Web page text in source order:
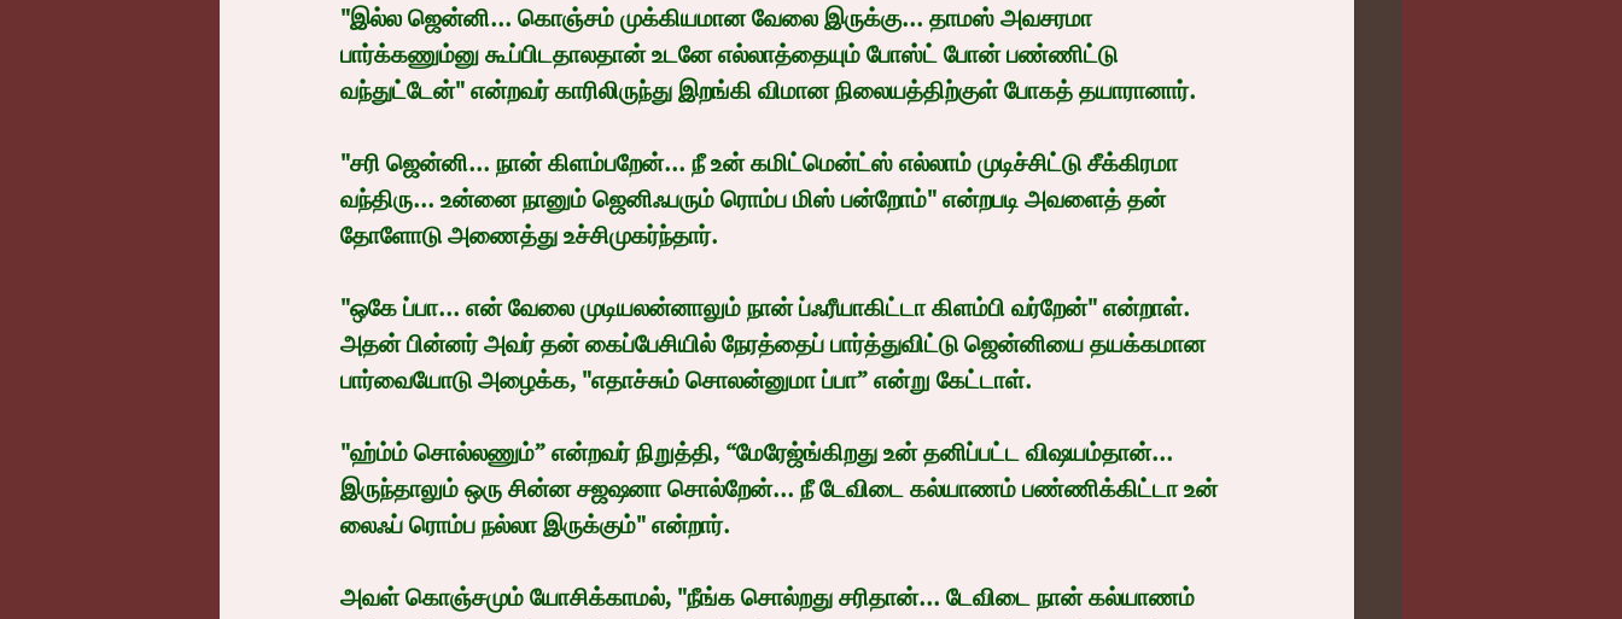
"இல்ல ஜென்னி... கொஞ்சம் முக்கியமான வேலை இருக்கு... தாமஸ் அவசரமா
பார்க்கணும்னு கூப்பிடதாலதான் உடனே எல்லாத்தையும் போஸ்ட் போன் பண்ணிட்டு
வந்துட்டேன்" என்றவர் காரிலிருந்து இறங்கி விமான நிலையத்திற்குள் போகத் தயாரானார்.
"சரி ஜென்னி... நான் கிளம்பறேன்... நீ உன் கமிட்மென்ட்ஸ் எல்லாம் முடிச்சிட்டு சீக்கிரமா
வந்திரு... உன்னை நானும் ஜெனிஃபரும் ரொம்ப மிஸ் பன்றோம்" என்றபடி அவளைத் தன்
தோளோடு அணைத்து உச்சிமுகர்ந்தார்.
"ஒகே ப்பா... என் வேலை முடியலன்னாலும் நான் ப்ஃரீயாகிட்டா கிளம்பி வர்றேன்" என்றாள்.
அதன் பின்னர் அவர் தன் கைப்பேசியில் நேரத்தைப் பார்த்துவிட்டு ஜென்னியை தயக்கமான
பார்வையோடு அழைக்க, "எதாச்சும் சொலன்னுமா ப்பா” என்று கேட்டாள்.
"ஹ்ம்ம் சொல்லணும்” என்றவர் நிறுத்தி, “மேரேஜ்ங்கிறது உன் தனிப்பட்ட விஷயம்தான்...
இருந்தாலும் ஒரு சின்ன சஜஷனா சொல்றேன்... நீ டேவிடை கல்யாணம் பண்ணிக்கிட்டா உன்
லைஃப் ரொம்ப நல்லா இருக்கும்" என்றார்.
அவள் கொஞ்சமும் யோசிக்காமல், "நீங்க சொல்றது சரிதான்... டேவிடை நான் கல்யாணம்